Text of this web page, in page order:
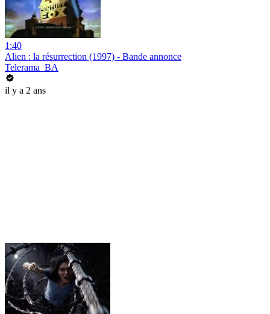
1:40
Alien : la résurrection (1997) - Bande annonce
Telerama_BA
il y a 2 ans